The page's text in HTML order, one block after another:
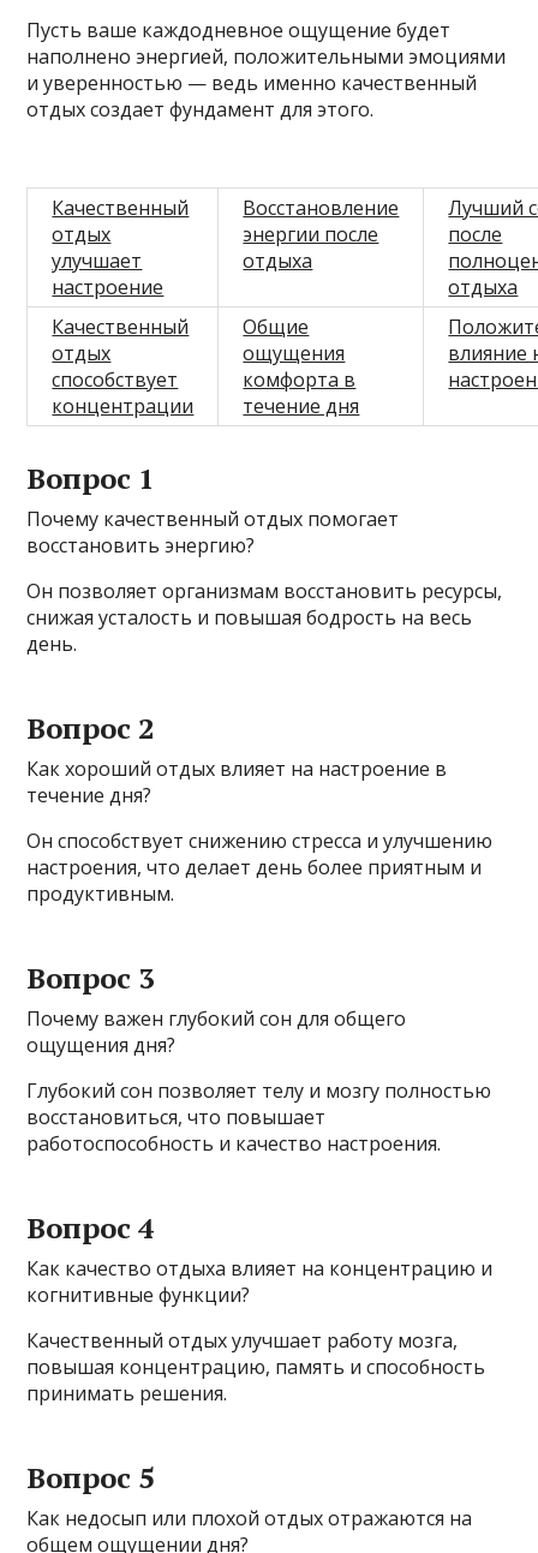
Пусть ваше каждодневное ощущение будет
наполнено энергией, положительными эмоциями
и уверенностью — ведь именно качественный
отдых создает фундамент для этого.
Качественный
отдых
улучшает
настроение
Восстановление
энергии после
отдыха
Лучший
после
отдыха
Качественный
отдых
способствует
концентрации
Общие
ощущения
комфорта в
течение дня
влияние
Вопрос 1
Почему качественный отдых помогает
восстановить энергию?
Он позволяет организмам восстановить ресурсы,
снижая усталость и повышая бодрость на весь
день.
Вопрос 2
Как хороший отдых влияет на настроение в
течение дня?
Он способствует снижению стресса и улучшению
настроения, что делает день более приятным и
продуктивным.
Вопрос 3
Почему важен глубокий сон для общего
ощущения дня?
Глубокий сон позволяет телу и мозгу полностью
восстановиться, что повышает
работоспособность и качество настроения.
Вопрос 4
Как качество отдыха влияет на концентрацию и
когнитивные функции?
Качественный отдых улучшает работу мозга,
повышая концентрацию, память и способность
принимать решения.
Вопрос 5
Как недосып или плохой отдых отражаются на
общем ощущении дня?